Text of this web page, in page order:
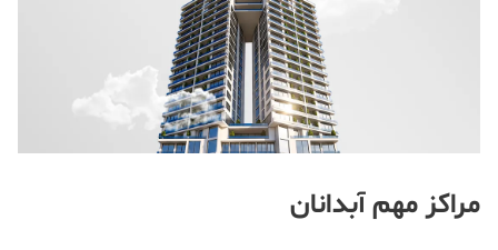
مراکز مهم آبدانان